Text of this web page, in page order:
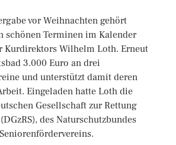
vor Weihnachten gehört
schönen Terminen im Kalender
Kurdirektors Wilhelm Loth. Erneut
3.000 Euro an drei
und unterstützt damit deren
Eingeladen hatte Loth die
Gesellschaft zur Rettung
des Naturschutzbundes